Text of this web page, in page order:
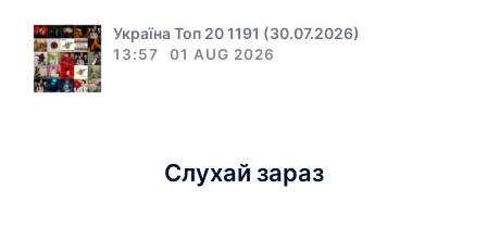
Україна Топ 20 1191 (30.07.2026)
13:57 01 AUG 2026
Слухай зараз